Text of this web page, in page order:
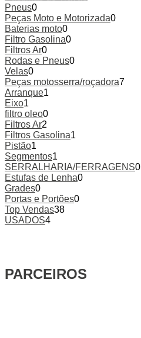
Pneus0
Peças Moto e Motorizada0
Baterias moto0
Filtro Gasolina0
Filtros Ar0
Rodas e Pneus0
Velas0
Peças motosserra/roçadora7
Arranque1
Eixo1
filtro oleo0
Filtros Ar2
Filtros Gasolina1
Pistão1
Segmentos1
SERRALHARIA/FERRAGENS0
Estufas de Lenha0
Grades0
Portas e Portões0
Top Vendas38
USADOS4
PARCEIROS